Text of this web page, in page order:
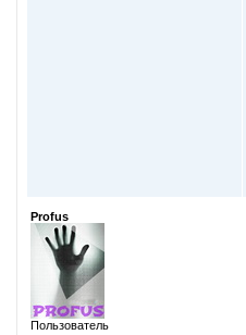
Profus
Пользователь